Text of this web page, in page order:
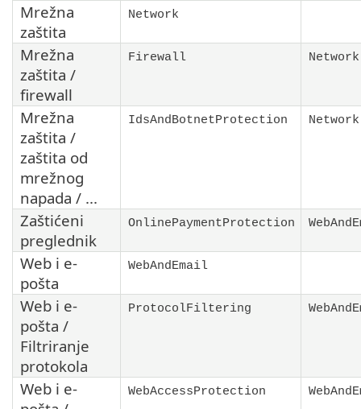
Mrežna
zaštita
Network
Mrežna
zaštita /
firewall
Firewall Network
Mrežna
zaštita /
zaštita od
mrežnog
napada / ...
IdsAndBotnetProtection Network
Zaštićeni
preglednik
OnlinePaymentProtection
Web i e-
pošta
WebAndEmail
Web i e-
pošta /
Filtriranje
protokola
ProtocolFiltering
Web i e-
WebAccessProtection